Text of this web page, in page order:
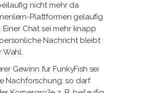
nicht mehr da
Plattformen gelaufig
Chat sei mehr knapp
Nachricht bleibt
Wahl.
Gewinn fur FunkyFish sei
Nachforschung: so darf